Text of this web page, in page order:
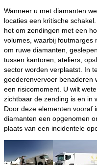
Wanneer u met diamanten
locaties een kritische
het om zendingen met een
volumes, waarbij foutmarges
om ruwe diamanten,
tussen kantoren, ateliers,
sector worden verplaatst. In
goederenvervoer benaderen
een risicomoment. U wilt
zichtbaar de zending is en in
Door deze elementen vooraf
diamanten een opgenomen
plaats van een incidentele